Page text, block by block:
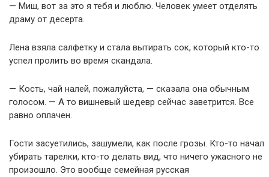
— Миш, вот за это я тебя и люблю. Человек умеет отделять
драму от десерта.
Лена взяла салфетку и стала вытирать сок, который кто-то
успел пролить во время скандала.
— Кость, чай налей, пожалуйста, — сказала она обычным
голосом. — А то вишневый шедевр сейчас заветрится. Все
равно оплачен.
Гости засуетились, зашумели, как после грозы. Кто-то начал
убирать тарелки, кто-то делать вид, что ничего ужасного не
произошло. Это вообще семейная русская